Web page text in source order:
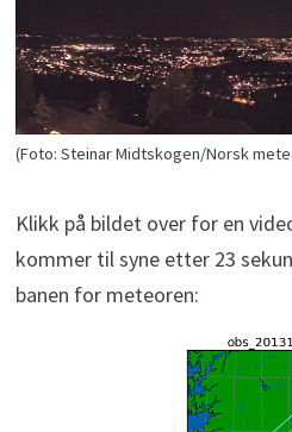
(Foto: Steinar Midtskogen/Norsk
Klikk på bildet over for en
kommer til syne etter 23
banen for meteoren: